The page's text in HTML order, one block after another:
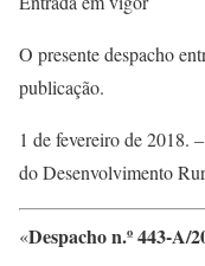
O presente despacho
publicação.
1 de fevereiro de 2018.
do Desenvolvimento
«Despacho n.º 443-A/